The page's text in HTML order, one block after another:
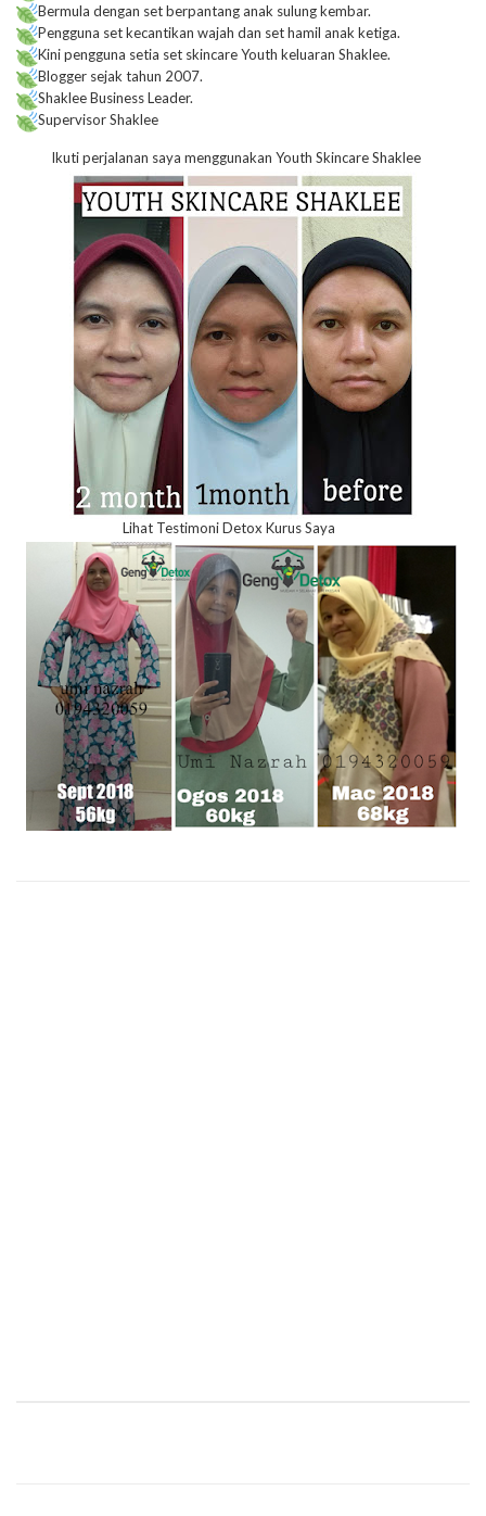
Bermula dengan set berpantang anak sulung kembar.
Pengguna set kecantikan wajah dan set hamil anak ketiga.
Kini pengguna setia set skincare Youth keluaran Shaklee.
Blogger sejak tahun 2007.
Shaklee Business Leader.
Supervisor Shaklee
Ikuti perjalanan saya menggunakan Youth Skincare Shaklee
Lihat Testimoni Detox Kurus Saya